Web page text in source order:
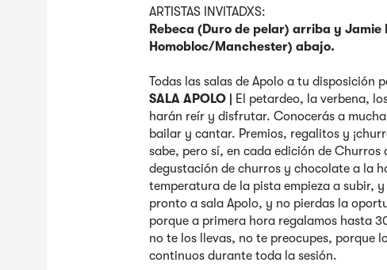
ARTISTAS INVITADXS:
Rebeca (Duro de pelar) arriba y Jamie
Homobloc/Manchester) abajo.
Todas las salas de Apolo a tu disposición
SALA APOLO | El petardeo, la verbena,
harán reír y disfrutar. Conocerás a
bailar y cantar. Premios, regalitos y
sabe, pero sí, en cada edición de
degustación de churros y chocolate a la
temperatura de la pista empieza a subir,
pronto a sala Apolo, y no pierdas la
porque a primera hora regalamos hasta
no te los llevas, no te preocupes, porque
continuos durante toda la sesión.